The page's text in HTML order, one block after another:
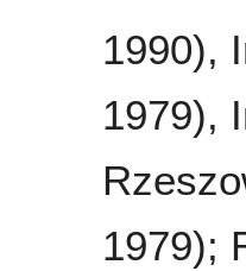
1990),
1979),
1979);